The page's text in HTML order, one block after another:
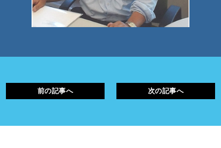
前の記事へ 次の記事へ